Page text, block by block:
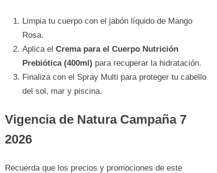
Limpia tu cuerpo con el jabón líquido de Mango
Rosa.
Aplica el Crema para el Cuerpo Nutrición
Prebiótica (400ml) para recuperar la hidratación.
Finaliza con el Spray Multi para proteger tu cabello
del sol, mar y piscina.
Vigencia de Natura Campaña 7
2026
Recuerda que los precios y promociones de este